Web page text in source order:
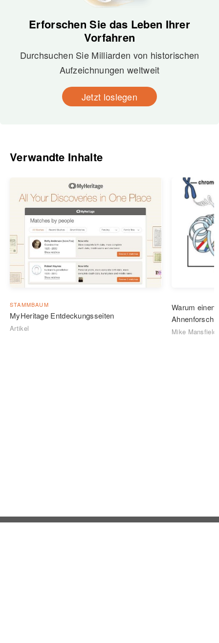
Erforschen Sie das Leben Ihrer
Vorfahren
Durchsuchen Sie Milliarden von historischen
Aufzeichnungen weltweit
Jetzt loslegen
Verwandte Inhalte
STAMMBAUM
MyHeritage Entdeckungsseiten
Artikel
Warum einen
Mike Mansfield